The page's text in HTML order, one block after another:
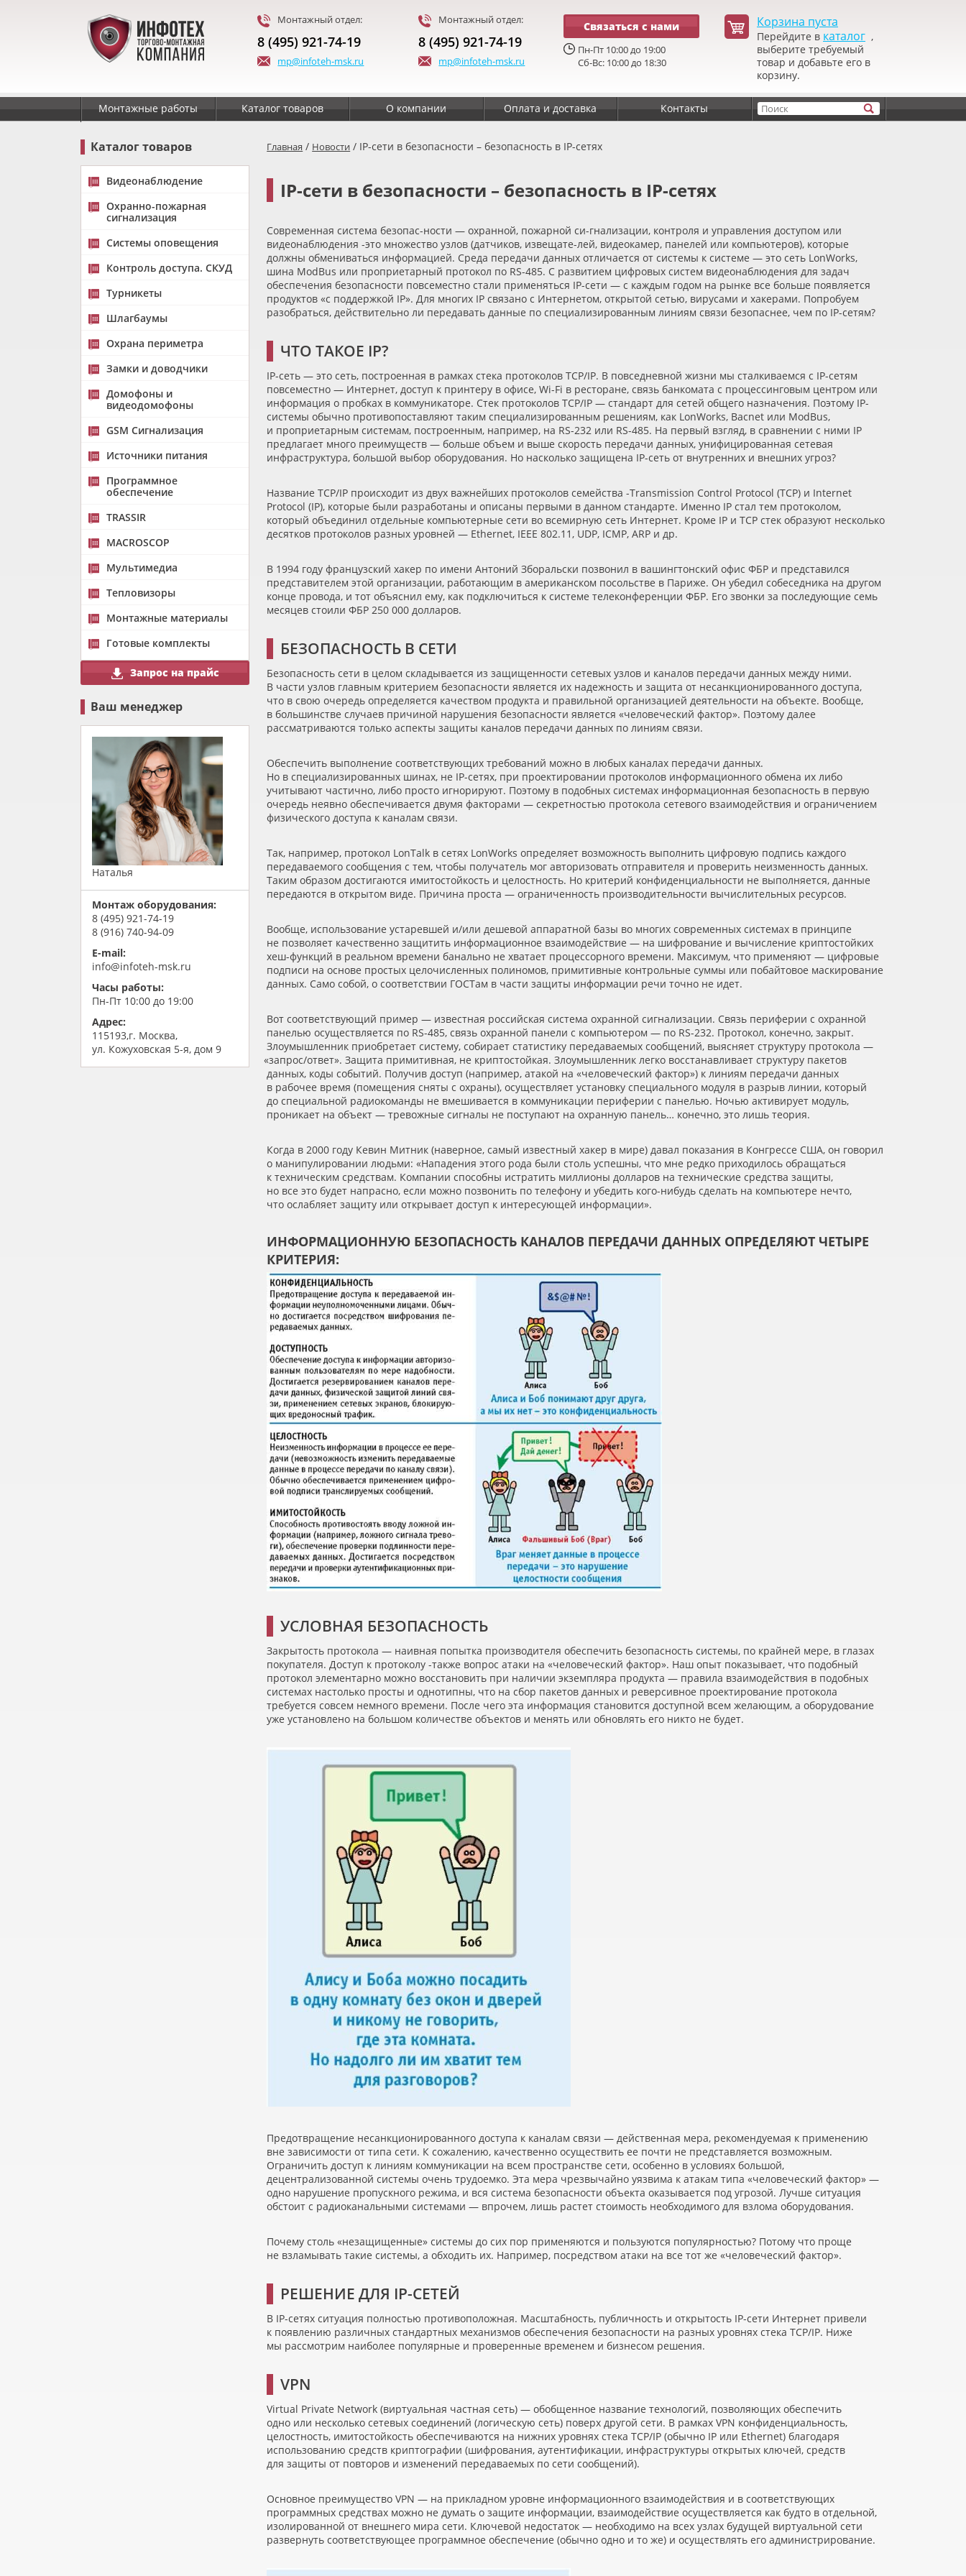
Монтажный отдел:
8 (495) 921-74-19
mp@infoteh-msk.ru
Монтажный отдел:
8 (495) 921-74-19
mp@infoteh-msk.ru
Связаться с нами
Пн-Пт 10:00 до 19:00
Сб-Вс: 10:00 до 18:30
Корзина пуста
Перейдите в каталог ,
выберите требуемый
товар и добавьте его в
корзину.
Монтажные работы Каталог товаров О компании Оплата и доставка Контакты
Каталог товаров
Видеонаблюдение
Охранно-пожарная
сигнализация
Системы оповещения
Контроль доступа. СКУД
Турникеты
Шлагбаумы
Охрана периметра
Замки и доводчики
Домофоны и
видеодомофоны
GSM Сигнализация
Источники питания
Программное
обеспечение
TRASSIR
MACROSCOP
Мультимедиа
Тепловизоры
Монтажные материалы
Готовые комплекты
Запрос на прайс
Ваш менеджер
Наталья
Монтаж оборудования:
8 (495) 921-74-19
8 (916) 740-94-09
E-mail:
info@infoteh-msk.ru
Часы работы:
Пн-Пт 10:00 до 19:00
Адрес:
115193,г. Москва,
ул. Кожуховская 5-я, дом 9
Главная / Новости / IP-сети в безопасности – безопасность в IP-сетях
IP-сети в безопасности – безопасность в IP-сетях
Современная система безопас-ности — охранной, пожарной си-гнализации, контроля и управления доступом или
видеонаблюдения -это множество узлов (датчиков, извещате-лей, видеокамер, панелей или компьютеров), которые
должны обмениваться информацией. Среда передачи данных отличается от системы к системе — это сеть LonWorks,
шина ModBus или проприетарный протокол по RS-485. С развитием цифровых систем видеонаблюдения для задач
обеспечения безопасности повсеместно стали применяться IP-сети — с каждым годом на рынке все больше появляется
продуктов «с поддержкой IP». Для многих IP связано с Интернетом, открытой сетью, вирусами и хакерами. Попробуем
разобраться, действительно ли передавать данные по специализированным линиям связи безопаснее, чем по IP-сетям?
ЧТО ТАКОЕ IP?
IP-сеть — это сеть, построенная в рамках стека протоколов TCP/IP. В повседневной жизни мы сталкиваемся с IP-сетям
повсеместно — Интернет, доступ к принтеру в офисе, Wi-Fi в ресторане, связь банкомата с процессинговым центром или
информация о пробках в коммуникаторе. Стек протоколов TCP/IP — стандарт для сетей общего назначения. Поэтому IP-
системы обычно противопоставляют таким специализированным решениям, как LonWorks, Bacnet или ModBus,
и проприетарным системам, построенным, например, на RS-232 или RS-485. На первый взгляд, в сравнении с ними IP
предлагает много преимуществ — больше объем и выше скорость передачи данных, унифицированная сетевая
инфраструктура, большой выбор оборудования. Но насколько защищена IP-сеть от внутренних и внешних угроз?
Название TCP/IP происходит из двух важнейших протоколов семейства -Transmission Control Protocol (TCP) и Internet
Protocol (IP), которые были разработаны и описаны первыми в данном стандарте. Именно IP стал тем протоколом,
который объединил отдельные компьютерные сети во всемирную сеть Интернет. Кроме IP и TCP стек образуют несколько
десятков протоколов разных уровней — Ethernet, IEEE 802.11, UDP, ICMP, ARP и др.
В 1994 году французский хакер по имени Антоний Зборальски позвонил в вашингтонский офис ФБР и представился
представителем этой организации, работающим в американском посольстве в Париже. Он убедил собеседника на другом
конце провода, и тот объяснил ему, как подключиться к системе телеконференции ФБР. Его звонки за последующие семь
месяцев стоили ФБР 250 000 долларов.
БЕЗОПАСНОСТЬ В СЕТИ
Безопасность сети в целом складывается из защищенности сетевых узлов и каналов передачи данных между ними.
В части узлов главным критерием безопасности является их надежность и защита от несанкционированного доступа,
что в свою очередь определяется качеством продукта и правильной организацией деятельности на объекте. Вообще,
в большинстве случаев причиной нарушения безопасности является «человеческий фактор». Поэтому далее
рассматриваются только аспекты защиты каналов передачи данных по линиям связи.
Обеспечить выполнение соответствующих требований можно в любых каналах передачи данных.
Но в специализированных шинах, не IP-сетях, при проектировании протоколов информационного обмена их либо
учитывают частично, либо просто игнорируют. Поэтому в подобных системах информационная безопасность в первую
очередь неявно обеспечивается двумя факторами — секретностью протокола сетевого взаимодействия и ограничением
физического доступа к каналам связи.
Так, например, протокол LonTalk в сетях LonWorks определяет возможность выполнить цифровую подпись каждого
передаваемого сообщения с тем, чтобы получатель мог авторизовать отправителя и проверить неизменность данных.
Таким образом достигаются имитостойкость и целостность. Но критерий конфиденциальности не выполняется, данные
передаются в открытом виде. Причина проста — ограниченность производительности вычислительных ресурсов.
Вообще, использование устаревшей и/или дешевой аппаратной базы во многих современных системах в принципе
не позволяет качественно защитить информационное взаимодействие — на шифрование и вычисление криптостойких
хеш-функций в реальном времени банально не хватает процессорного времени. Максимум, что применяют — цифровые
подписи на основе простых целочисленных полиномов, примитивные контрольные суммы или побайтовое маскирование
данных. Само собой, о соответствии ГОСТам в части защиты информации речи точно не идет.
Вот соответствующий пример — известная российская система охранной сигнализации. Связь периферии с охранной
панелью осуществляется по RS-485, связь охранной панели с компьютером — по RS-232. Протокол, конечно, закрыт.
Злоумышленник приобретает систему, собирает статистику передаваемых сообщений, выясняет структуру протокола —
«запрос/ответ». Защита примитивная, не криптостойкая. Злоумышленник легко восстанавливает структуру пакетов
данных, коды событий. Получив доступ (например, атакой на «человеческий фактор») к линиям передачи данных
в рабочее время (помещения сняты с охраны), осуществляет установку специального модуля в разрыв линии, который
до специальной радиокоманды не вмешивается в коммуникации периферии с панелью. Ночью активирует модуль,
проникает на объект — тревожные сигналы не поступают на охранную панель… конечно, это лишь теория.
Когда в 2000 году Кевин Митник (наверное, самый известный хакер в мире) давал показания в Конгрессе США, он говорил
о манипулировании людьми: «Нападения этого рода были столь успешны, что мне редко приходилось обращаться
к техническим средствам. Компании способны истратить миллионы долларов на технические средства защиты,
но все это будет напрасно, если можно позвонить по телефону и убедить кого-нибудь сделать на компьютере нечто,
что ослабляет защиту или открывает доступ к интересующей информации».
ИНФОРМАЦИОННУЮ БЕЗОПАСНОСТЬ КАНАЛОВ ПЕРЕДАЧИ ДАННЫХ ОПРЕДЕЛЯЮТ ЧЕТЫРЕ
КРИТЕРИЯ:
УСЛОВНАЯ БЕЗОПАСНОСТЬ
Закрытость протокола — наивная попытка производителя обеспечить безопасность системы, по крайней мере, в глазах
покупателя. Доступ к протоколу -также вопрос атаки на «человеческий фактор». Наш опыт показывает, что подобный
протокол элементарно можно восстановить при наличии экземпляра продукта — правила взаимодействия в подобных
системах настолько просты и однотипны, что на сбор пакетов данных и реверсивное проектирование протокола
требуется совсем немного времени. После чего эта информация становится доступной всем желающим, а оборудование
уже установлено на большом количестве объектов и менять или обновлять его никто не будет.
Предотвращение несанкционированного доступа к каналам связи — действенная мера, рекомендуемая к применению
вне зависимости от типа сети. К сожалению, качественно осуществить ее почти не представляется возможным.
Ограничить доступ к линиям коммуникации на всем пространстве сети, особенно в условиях большой,
децентрализованной системы очень трудоемко. Эта мера чрезвычайно уязвима к атакам типа «человеческий фактор» —
одно нарушение пропускного режима, и вся система безопасности объекта оказывается под угрозой. Лучше ситуация
обстоит с радиоканальными системами — впрочем, лишь растет стоимость необходимого для взлома оборудования.
Почему столь «незащищенные» системы до сих пор применяются и пользуются популярностью? Потому что проще
не взламывать такие системы, а обходить их. Например, посредством атаки на все тот же «человеческий фактор».
РЕШЕНИЕ ДЛЯ IP-СЕТЕЙ
В IP-сетях ситуация полностью противоположная. Масштабность, публичность и открытость IP-сети Интернет привели
к появлению различных стандартных механизмов обеспечения безопасности на разных уровнях стека TCP/IP. Ниже
мы рассмотрим наиболее популярные и проверенные временем и бизнесом решения.
VPN
Virtual Private Network (виртуальная частная сеть) — обобщенное название технологий, позволяющих обеспечить
одно или несколько сетевых соединений (логическую сеть) поверх другой сети. В рамках VPN конфиденциальность,
целостность, имитостойкость обеспечиваются на нижних уровнях стека TCP/IP (обычно IP или Ethernet) благодаря
использованию средств криптографии (шифрования, аутентификации, инфраструктуры открытых ключей, средств
для защиты от повторов и изменений передаваемых по сети сообщений).
Основное преимущество VPN — на прикладном уровне информационного взаимодействия и в соответствующих
программных средствах можно не думать о защите информации, взаимодействие осуществляется как будто в отдельной,
изолированной от внешнего мира сети. Ключевой недостаток — необходимо на всех узлах будущей виртуальной сети
развернуть соответствующее программное обеспечение (обычно одно и то же) и осуществлять его администрирование.